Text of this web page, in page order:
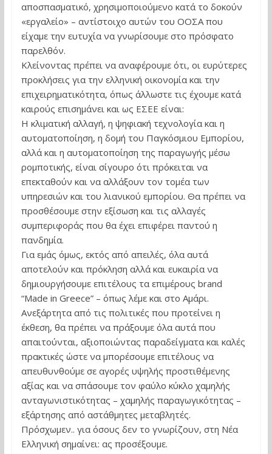
αποσπασματικό, χρησιμοποιούμενο κατά το δοκούν
«εργαλείο» – αντίστοιχο αυτών του ΟΟΣΑ που
είχαμε την ευτυχία να γνωρίσουμε στο πρόσφατο
παρελθόν.
Κλείνοντας πρέπει να αναφέρουμε ότι, οι ευρύτερες
προκλήσεις για την ελληνική οικονομία και την
επιχειρηματικότητα, όπως άλλωστε τις έχουμε κατά
καιρούς επισημάνει και ως ΕΣΕΕ είναι:
Η κλιματική αλλαγή, η ψηφιακή τεχνολογία και η
αυτοματοποίηση, η δομή του Παγκόσμιου Εμπορίου,
αλλά και η αυτοματοποίηση της παραγωγής μέσω
ρομποτικής, είναι σίγουρο ότι πρόκειται να
επεκταθούν και να αλλάξουν τον τομέα των
υπηρεσιών και του λιανικού εμπορίου. Θα πρέπει να
προσθέσουμε στην εξίσωση και τις αλλαγές
συμπεριφοράς που θα έχει επιφέρει παντού η
πανδημία.
Για εμάς όμως, εκτός από απειλές, όλα αυτά
αποτελούν και πρόκληση αλλά και ευκαιρία να
δημιουργήσουμε επιτέλους τα επιμέρους brand
“Made in Greece” – όπως λέμε και στο Αμάρι.
Ανεξάρτητα από τις πολιτικές που προτείνει η
έκθεση, θα πρέπει να πράξουμε όλα αυτά που
απαιτούνται, αξιοποιώντας παραδείγματα και καλές
πρακτικές ώστε να μπορέσουμε επιτέλους να
απευθυνθούμε σε αγορές υψηλής προστιθέμενης
αξίας και να σπάσουμε τον φαύλο κύκλο χαμηλής
ανταγωνιστικότητας – χαμηλής παραγωγικότητας –
εξάρτησης από αστάθμητες μεταβλητές.
Πρόσχωμεν.. για όσους δεν το γνωρίζουν, στη Νέα
Ελληνική σημαίνει: ας προσέξουμε.